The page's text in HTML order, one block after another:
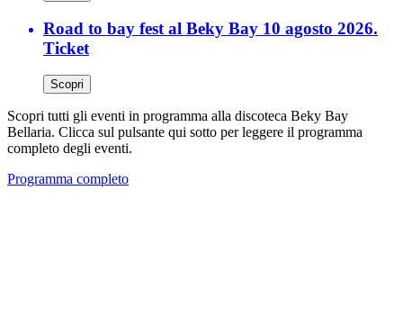
Road to bay fest al Beky Bay 10 agosto 2026.
Ticket
Scopri
Scopri tutti gli eventi in programma alla discoteca Beky Bay
Bellaria. Clicca sul pulsante qui sotto per leggere il programma
completo degli eventi.
Programma completo